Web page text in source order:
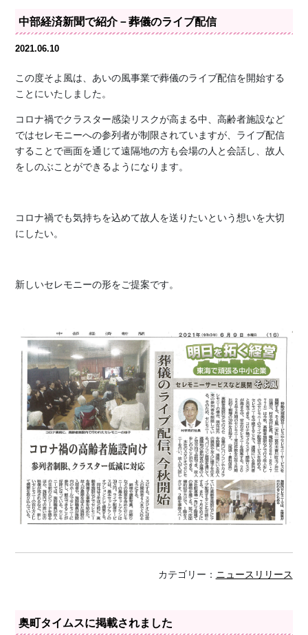
中部経済新聞で紹介－葬儀のライブ配信
2021.06.10
この度そよ風は、あいの風事業で葬儀のライブ配信を開始する
ことにいたしました。
コロナ禍でクラスター感染リスクが高まる中、高齢者施設など
ではセレモニーへの参列者が制限されていますが、ライブ配信
することで画面を通じて遠隔地の方も会場の人と会話し、故人
をしのぶことができるようになります。
コロナ禍でも気持ちを込めて故人を送りたいという想いを大切
にしたい。
新しいセレモニーの形をご提案です。
カテゴリー： ニュースリリース
奥町タイムスに掲載されました